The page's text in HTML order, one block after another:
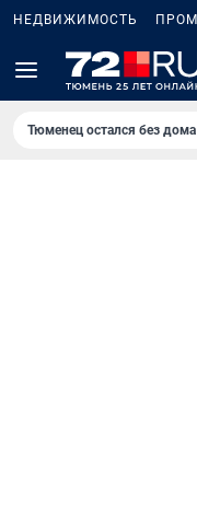
НЕДВИЖИМОСТЬ
Тюменец остался без